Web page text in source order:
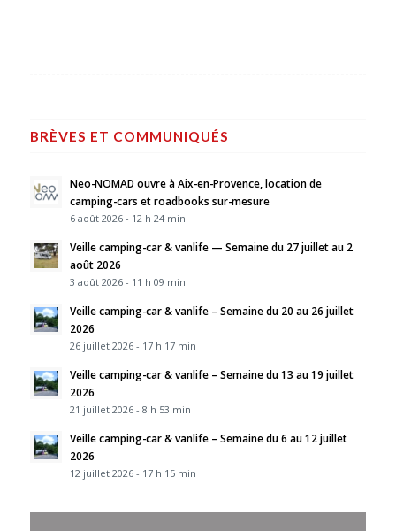
BRÈVES ET COMMUNIQUÉS
Neo-NOMAD ouvre à Aix-en-Provence, location de
camping-cars et roadbooks sur-mesure
6 août 2026 - 12 h 24 min
Veille camping-car & vanlife — Semaine du 27 juillet au 2
août 2026
3 août 2026 - 11 h 09 min
Veille camping-car & vanlife – Semaine du 20 au 26 juillet
2026
26 juillet 2026 - 17 h 17 min
Veille camping-car & vanlife – Semaine du 13 au 19 juillet
2026
21 juillet 2026 - 8 h 53 min
Veille camping-car & vanlife – Semaine du 6 au 12 juillet
2026
12 juillet 2026 - 17 h 15 min